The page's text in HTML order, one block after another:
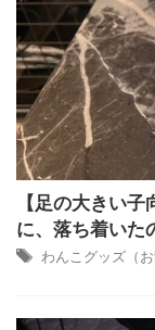
【足の大きい
に、落ち着いた
わんこグッズ（お